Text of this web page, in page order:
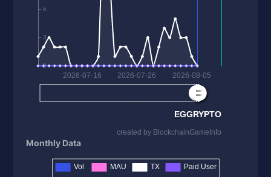
Monthly Data